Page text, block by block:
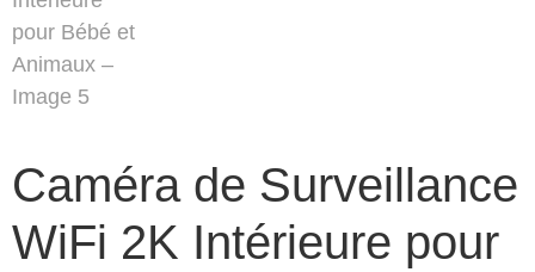
Caméra de Surveillance
WiFi 2K Intérieure pour